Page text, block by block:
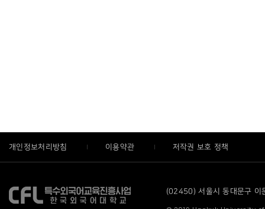
개인정보처리방침 이용약관 저작권 보호 정책
(02450) 서울시 동대문구